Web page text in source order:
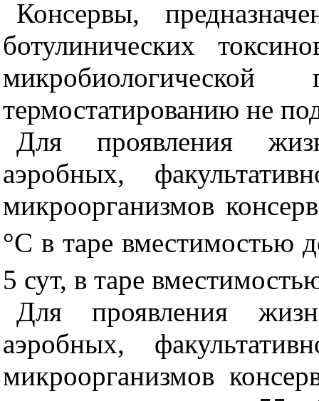
Консервы,
ботулинических
термостатированию не
Для проявления
аэробных,
микроорганизмов
°С в таре вместимостью
5 сут, в таре
Для проявления
аэробных,
микроорганизмов